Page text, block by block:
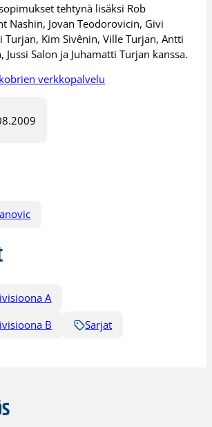
tehtynä lisäksi Rob
Nashin, Jovan Teodorovicin, Givi
Turjan, Kim Sivênin, Ville Turjan, Antti
Jussi Salon ja Juhamatti Turjan kanssa.
verkkopalvelu
A
B
Sarjat